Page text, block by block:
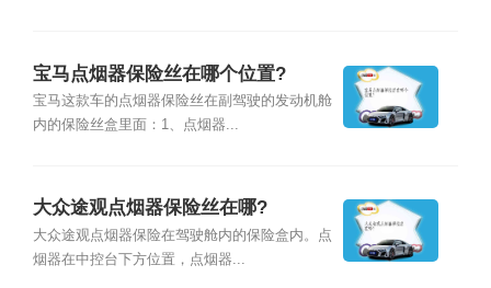
宝马点烟器保险丝在哪个位置?
宝马这款车的点烟器保险丝在副驾驶的发动机舱
内的保险丝盒里面：1、点烟器...
大众途观点烟器保险丝在哪?
大众途观点烟器保险在驾驶舱内的保险盒内。点
烟器在中控台下方位置，点烟器...